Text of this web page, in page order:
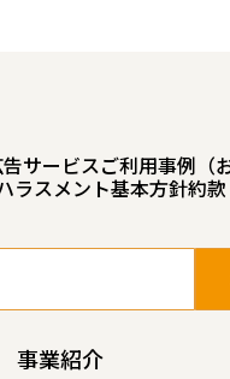
サービスご利用事例（
ラスメント基本方針約款
事業紹介